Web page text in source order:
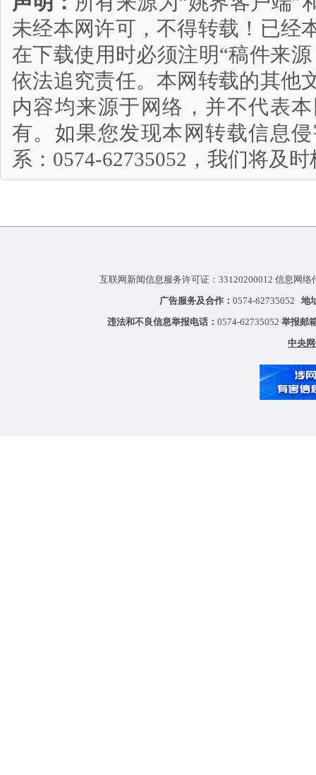
未经本网许可，不得转载！已经
在下载使用时必须注明“稿件来
依法追究责任。本网转载的其他
内容均来源于网络，并不代表
有。如果您发现本网转载信息
系：0574-62735052，我们将及
互联网新闻信息服务许可证：33120200012 信息网
广告服务及合作： 0574-62735052 地
违法和不良信息举报电话： 0574-62735052 举报邮
中央